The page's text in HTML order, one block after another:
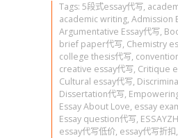
Tags: 5段式essay代写,
academic writing, Admission
Argumentative Essay代写,
brief paper代写, Chemistry
college thesis代写,
creative essay代写, Critique
Cultural essay代写,
Dissertation代写,
Essay About Love, essay
Essay question代写,
essay代写低价, essay代写折扣,